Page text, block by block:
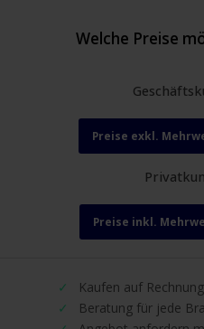
Welche Preise
Preise exkl.
Preise inkl.
Kaufen auf Rechnung
Beratung für jede